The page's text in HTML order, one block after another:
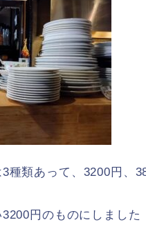
種類あって、3200円、
円のものにしました